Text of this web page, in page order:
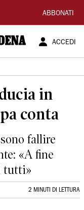
ABBONATI
ACCEDI
in
conta
fallire
«A fine
tutti»
2 MINUTI DI LETTURA